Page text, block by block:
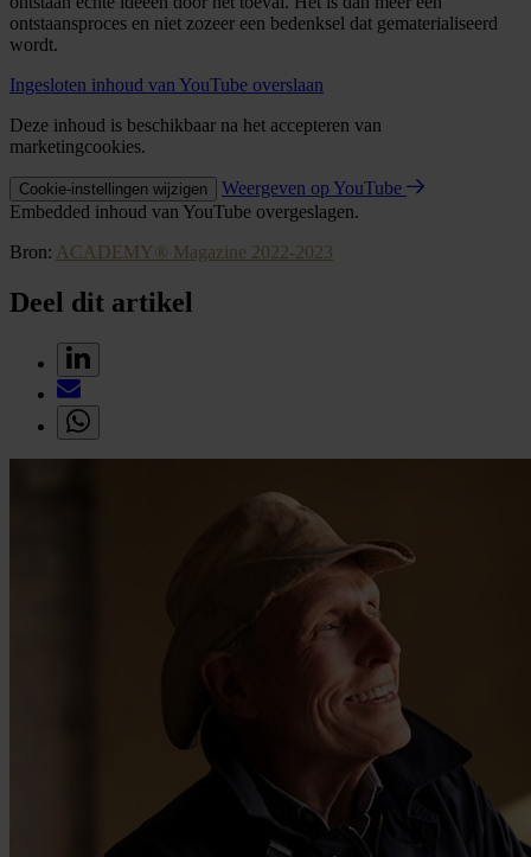
ontstaansproces en niet zozeer een bedenksel dat gematerialiseerd
wordt.
Ingesloten inhoud van YouTube overslaan
Deze inhoud is beschikbaar na het accepteren van
marketingcookies.
Cookie-instellingen wijzigen
Weergeven op YouTube
Embedded inhoud van YouTube overgeslagen.
Bron: ACADEMY® Magazine 2022-2023
Deel dit artikel